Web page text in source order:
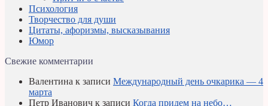
Психология
Творчество для души
Цитаты, афоризмы, высказывания
Юмор
Свежие комментарии
Валентина к записи Международный день очкарика — 4
марта
Петр Иванович к записи Когда придем на небо…